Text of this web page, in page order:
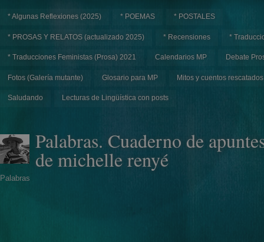
* Algunas Reflexiones (2025) * POEMAS * POSTALES
* PROSAS Y RELATOS (actualizado 2025) * Recensiones *
* Traducciones Feministas (Prosa) 2021 Calendarios MP Debate
Fotos (Galería mutante) Glosario para MP Mitos y cuentos rescatados
Saludando Lecturas de Lingüística con posts
Palabras. Cuaderno de
de michelle renyé
Palabras